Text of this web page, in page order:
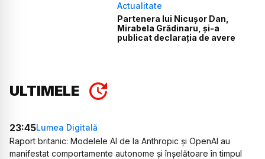
Actualitate
Partenera lui Nicușor Dan,
Mirabela Grădinaru, și-a
publicat declarația de avere
ULTIMELE
23:45Lumea Digitală
Raport britanic: Modelele AI de la Anthropic și OpenAI au
manifestat comportamente autonome și înșelătoare în timpul